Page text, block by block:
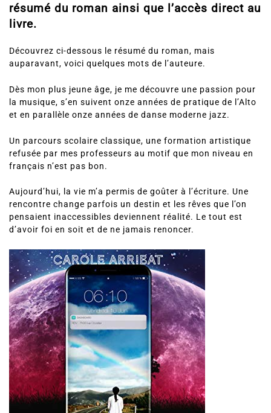
résumé du roman ainsi que l’accès direct au
livre.
Découvrez ci-dessous le résumé du roman, mais
auparavant, voici quelques mots de l’auteure.
Dès mon plus jeune âge, je me découvre une passion pour
la musique, s’en suivent onze années de pratique de l’Alto
et en parallèle onze années de danse moderne jazz.
Un parcours scolaire classique, une formation artistique
refusée par mes professeurs au motif que mon niveau en
français n’est pas bon.
Aujourd’hui, la vie m’a permis de goûter à l’écriture. Une
rencontre change parfois un destin et les rêves que l’on
pensaient inaccessibles deviennent réalité. Le tout est
d’avoir foi en soit et de ne jamais renoncer.